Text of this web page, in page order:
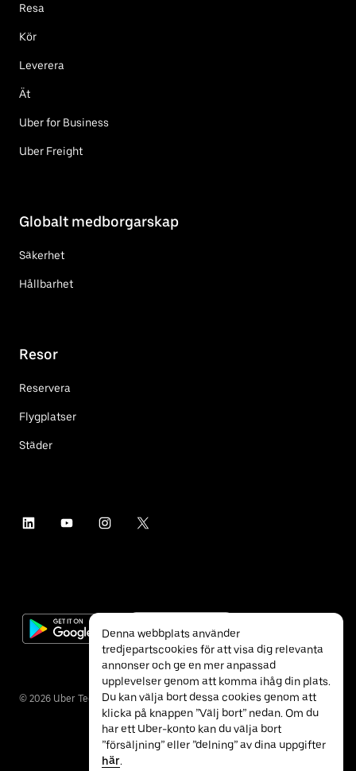
Resa
Kör
Leverera
Ät
Uber for Business
Uber Freight
Globalt medborgarskap
Säkerhet
Hållbarhet
Resor
Reservera
Flygplatser
Städer
© 2026 Uber Technologies Inc.
Denna webbplats använder
tredjepartscookies för att visa dig relevanta
annonser och ge en mer anpassad
upplevelser genom att komma ihåg din plats.
Du kan välja bort dessa cookies genom att
klicka på knappen ”Välj bort” nedan. Om du
har ett Uber-konto kan du välja bort
”försäljning” eller ”delning” av dina uppgifter
här.